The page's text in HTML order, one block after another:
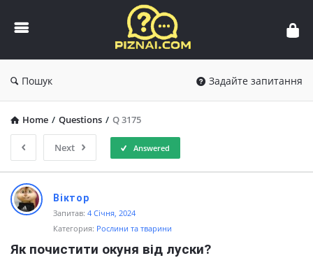
Пізнай.com
Пошук Задайте запитання
Home / Questions / Q 3175
Next Answered
Пізнай.com
Latest
Questions
Віктор
Запитав: 4 Січня, 2024
Категория: Рослини та тварини
Як почистити окуня від луски?